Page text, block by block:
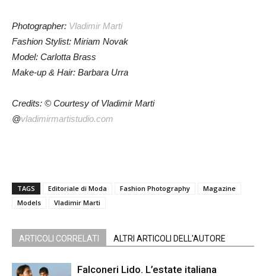
Photographer: Vladimir Marti
Fashion Stylist: Miriam Novak
Model: Carlotta Brass
Make-up & Hair: Barbara Urra
Credits: © Courtesy of Vladimir Marti
@vladimirmartistudio.com
TAGS Editoriale di Moda Fashion Photography
Magazine
Models
Vladimir Marti
ARTICOLI CORRELATI ALTRI ARTICOLI DELL'AUTORE
Falconeri Lido. L’estate italiana